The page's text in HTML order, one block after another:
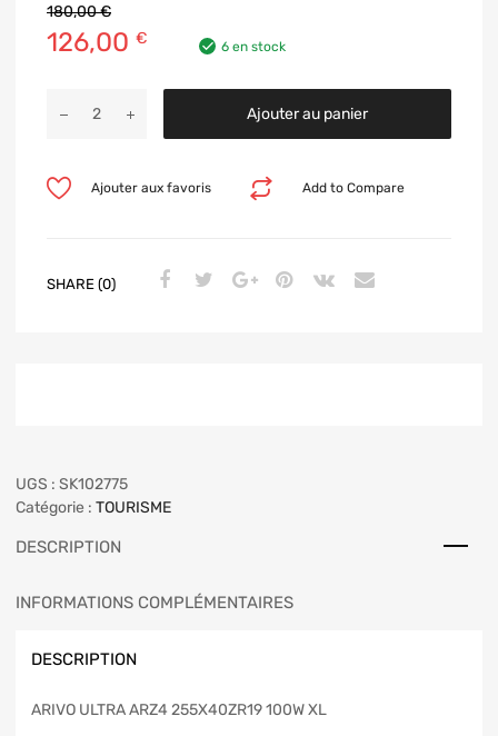
180,00€
126,00 € 6 en stock
Ajouter au panier
Add to Compare
Ajouter aux favoris
SHARE (0)
UGS : SK102775
Catégorie : TOURISME
DESCRIPTION
INFORMATIONS COMPLÉMENTAIRES
DESCRIPTION
ARIVO ULTRA ARZ4 255X40ZR19 100W XL